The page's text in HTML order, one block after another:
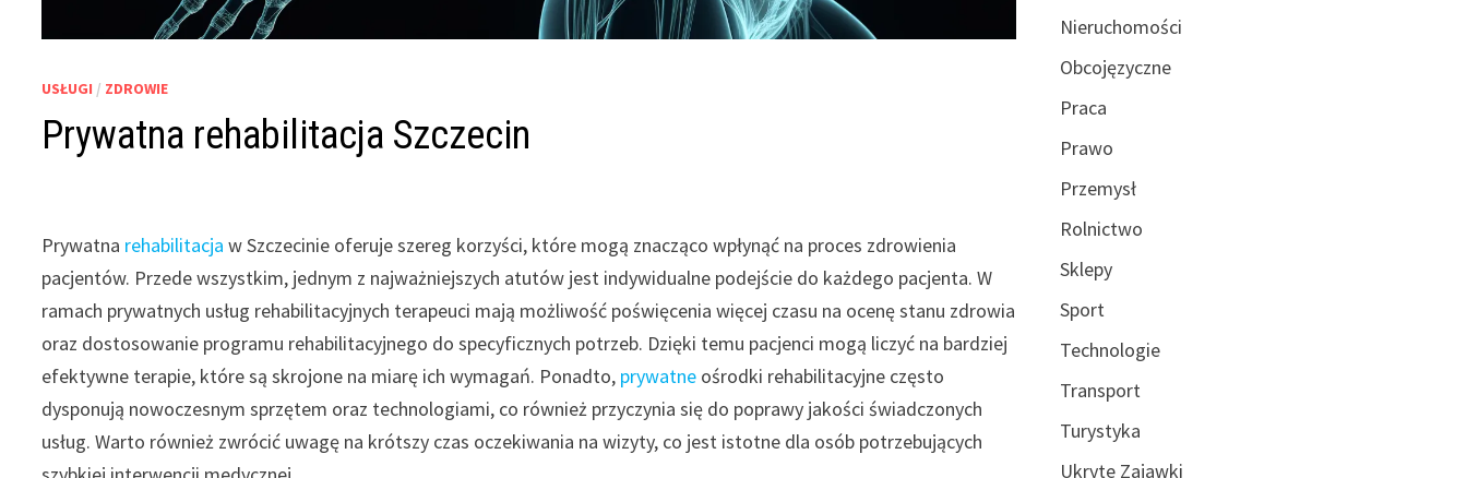
USŁUGI / ZDROWIE
Prywatna rehabilitacja Szczecin
Prywatna rehabilitacja w Szczecinie oferuje szereg korzyści, które mogą znacząco wpłynąć na proces zdrowienia
pacjentów. Przede wszystkim, jednym z najważniejszych atutów jest indywidualne podejście do każdego pacjenta. W
ramach prywatnych usług rehabilitacyjnych terapeuci mają możliwość poświęcenia więcej czasu na ocenę stanu zdrowia
oraz dostosowanie programu rehabilitacyjnego do specyficznych potrzeb. Dzięki temu pacjenci mogą liczyć na bardziej
efektywne terapie, które są skrojone na miarę ich wymagań. Ponadto, prywatne ośrodki rehabilitacyjne często
dysponują nowoczesnym sprzętem oraz technologiami, co również przyczynia się do poprawy jakości świadczonych
usług. Warto również zwrócić uwagę na krótszy czas oczekiwania na wizyty, co jest istotne dla osób potrzebujących
Nieruchomości
Obcojęzyczne
Praca
Prawo
Przemysł
Rolnictwo
Sklepy
Sport
Technologie
Transport
Turystyka
Ukryte Zajawki